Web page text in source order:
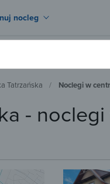
nocleg
Tatrzańska Noclegi w
-